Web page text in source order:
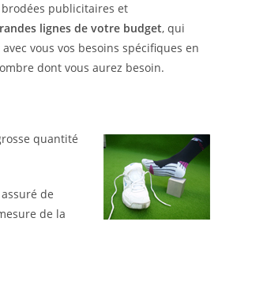
publicitaires et
lignes de votre budget, qui
vous vos besoins spécifiques en
dont vous aurez besoin.
quantité
de
de la